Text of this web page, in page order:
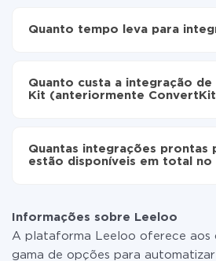
(anteriormente ConvertKit)
automaticamente de Leeloo
(anteriormente ConvertKit)
Quanto tempo leva para
30 minutos. Em média, a
minutos.
Quanto custa a integração
Kit (anteriormente
as tarifas. Você paga apenas pela
dados que é realmente transferida
ou mudar para um de pago, se
detalhes sobretarifas.
Quantas integrações prontas
estão disponíveis em total no
ConvertKit)
Informações sobre Leeloo
A plataforma Leeloo oferece aos
gama de opções para automatizar